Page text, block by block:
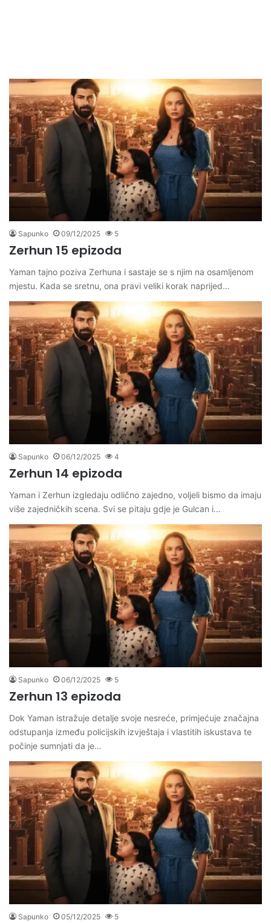
Sapunko 09/12/2025 5
Zerhun 15 epizoda
Yaman tajno poziva Zerhuna i sastaje se s njim na osamljenom
mjestu. Kada se sretnu, ona pravi veliki korak naprijed…
Sapunko 06/12/2025 4
Zerhun 14 epizoda
Yaman i Zerhun izgledaju odlično zajedno, voljeli bismo da imaju
više zajedničkih scena. Svi se pitaju gdje je Gulcan i…
Sapunko 06/12/2025 5
Zerhun 13 epizoda
Dok Yaman istražuje detalje svoje nesreće, primjećuje značajna
odstupanja između policijskih izvještaja i vlastitih iskustava te
počinje sumnjati da je…
Sapunko 05/12/2025 5